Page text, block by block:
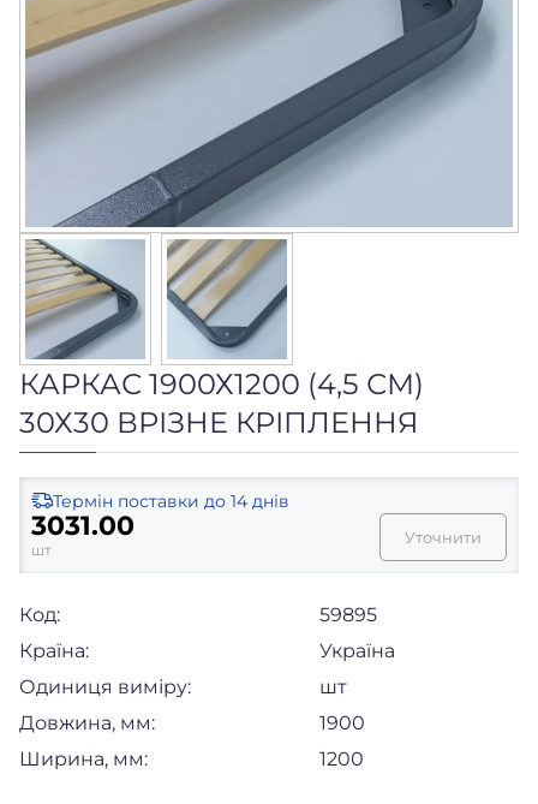
КАРКАС 1900Х1200 (4,5 СМ)
30Х30 ВРІЗНЕ КРІПЛЕННЯ
Термін поставки до 14 днів
3031.00
шт
Уточнити
Код:
59895
Країна:
Україна
Одиниця виміру:
шт
Довжина, мм:
1900
Ширина, мм:
1200